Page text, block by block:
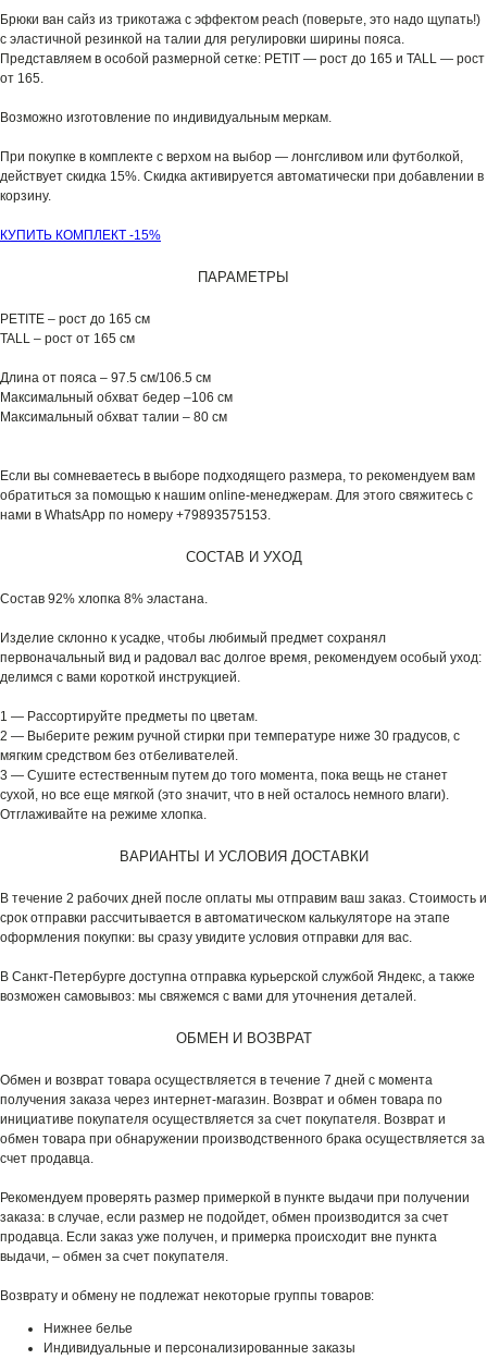
Брюки ван сайз из трикотажа с эффектом peach (поверьте, это надо щупать!)
с эластичной резинкой на талии для регулировки ширины пояса.
Представляем в особой размерной сетке: PETIT — рост до 165 и TALL — рост
от 165.
Возможно изготовление по индивидуальным меркам.
При покупке в комплекте с верхом на выбор — лонгсливом или футболкой,
действует скидка 15%. Скидка активируется автоматически при добавлении в
корзину.
КУПИТЬ КОМПЛЕКТ -15%
ПАРАМЕТРЫ
PETITE – рост до 165 см
TALL – рост от 165 см
Длина от пояса – 97.5 см/106.5 см
Максимальный обхват бедер –106 см
Максимальный обхват талии – 80 см
Если вы сомневаетесь в выборе подходящего размера, то рекомендуем вам
обратиться за помощью к нашим online-менеджерам. Для этого свяжитесь с
нами в WhatsApp по номеру +79893575153.
СОСТАВ И УХОД
Состав 92% хлопка 8% эластана.
Изделие склонно к усадке, чтобы любимый предмет сохранял
первоначальный вид и радовал вас долгое время, рекомендуем особый уход:
делимся с вами короткой инструкцией.
1 — Рассортируйте предметы по цветам.
2 — Выберите режим ручной стирки при температуре ниже 30 градусов, с
мягким средством без отбеливателей.
3 — Сушите естественным путем до того момента, пока вещь не станет
сухой, но все еще мягкой (это значит, что в ней осталось немного влаги).
Отглаживайте на режиме хлопка.
ВАРИАНТЫ И УСЛОВИЯ ДОСТАВКИ
В течение 2 рабочих дней после оплаты мы отправим ваш заказ. Стоимость и
срок отправки рассчитывается в автоматическом калькуляторе на этапе
оформления покупки: вы сразу увидите условия отправки для вас.
В Санкт-Петербурге доступна отправка курьерской службой Яндекс, а также
возможен самовывоз: мы свяжемся с вами для уточнения деталей.
ОБМЕН И ВОЗВРАТ
Обмен и возврат товара осуществляется в течение 7 дней с момента
получения заказа через интернет-магазин. Возврат и обмен товара по
инициативе покупателя осуществляется за счет покупателя. Возврат и
обмен товара при обнаружении производственного брака осуществляется за
счет продавца.
Рекомендуем проверять размер примеркой в пункте выдачи при получении
заказа: в случае, если размер не подойдет, обмен производится за счет
продавца. Если заказ уже получен, и примерка происходит вне пункта
выдачи, – обмен за счет покупателя.
Возврату и обмену не подлежат некоторые группы товаров:
Нижнее белье
Индивидуальные и персонализированные заказы